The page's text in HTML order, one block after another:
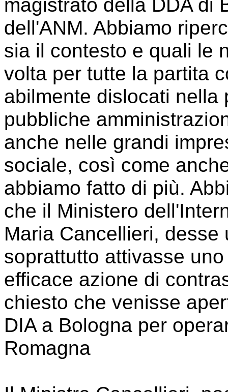
magistrato della DDA di
dell'ANM. Abbiamo
sia il contesto e quali le
volta per tutte la partita
abilmente dislocati nella
pubbliche
anche nelle grandi
sociale, così come
abbiamo fatto di più.
che il Ministero
Maria Cancellieri,
soprattutto attivasse
efficace azione di
chiesto che venisse
DIA a Bologna per
Romagna